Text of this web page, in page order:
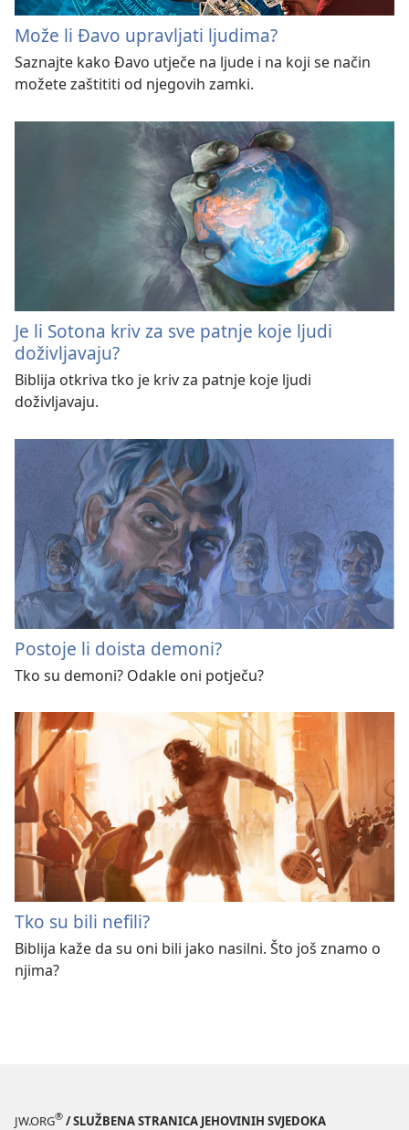
Može li Đavo upravljati ljudima?
Saznajte kako Đavo utječe na ljude i na koji se način
možete zaštititi od njegovih zamki.
Je li Sotona kriv za sve patnje koje ljudi
doživljavaju?
Biblija otkriva tko je kriv za patnje koje ljudi
doživljavaju.
Postoje li doista demoni?
Tko su demoni? Odakle oni potječu?
Tko su bili nefili?
Biblija kaže da su oni bili jako nasilni. Što još znamo o
njima?
JW.ORG® / SLUŽBENA STRANICA JEHOVINIH SVJEDOKA